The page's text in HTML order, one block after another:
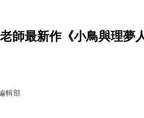
師最新作《小鳥與理夢
輯部